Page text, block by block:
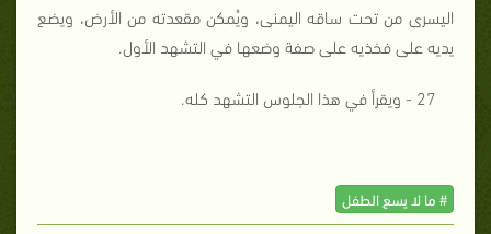
اليسرى من تحت ساقه اليمنى، ويُمكن مقعدته من الأرض، ويضع
يديه على فخذيه على صفة وضعها في التشهد الأول.
27 - ويقرأ في هذا الجلوس التشهد كله.
# ما لا يسع الطفل